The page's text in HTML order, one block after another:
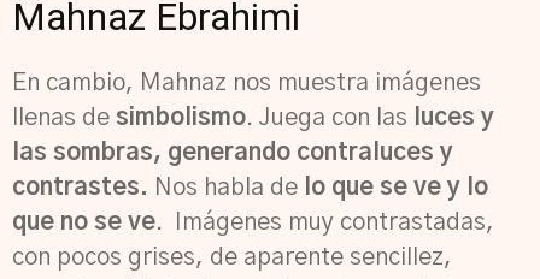
Mahnaz Ebrahimi
En cambio, Mahnaz nos muestra imágenes
llenas de simbolismo. Juega con las
luces y
las sombras, generando contraluces y
contrastes. Nos habla de lo que se ve y lo
que no se ve. Imágenes muy contrastadas,
con pocos grises, de aparente sencillez,